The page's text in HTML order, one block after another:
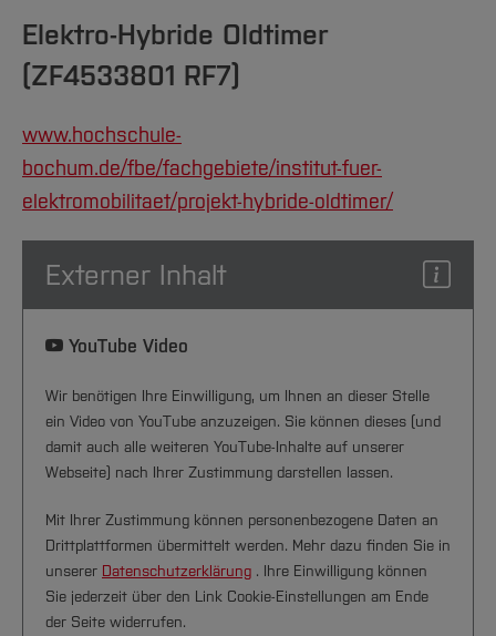
Elektro-Hybride Oldtimer
(ZF4533801 RF7)
www.hochschule-
bochum.de/fbe/fachgebiete/institut-fuer-
elektromobilitaet/projekt-hybride-oldtimer/
Externer Inhalt
YouTube Video
Wir benötigen Ihre Einwilligung, um Ihnen an dieser Stelle
ein Video von YouTube anzuzeigen. Sie können dieses (und
damit auch alle weiteren YouTube-Inhalte auf unserer
Webseite) nach Ihrer Zustimmung darstellen lassen.
Mit Ihrer Zustimmung können personenbezogene Daten an
Drittplattformen übermittelt werden. Mehr dazu finden Sie in
unserer Datenschutzerklärung . Ihre Einwilligung können
Sie jederzeit über den Link Cookie-Einstellungen am Ende
der Seite widerrufen.